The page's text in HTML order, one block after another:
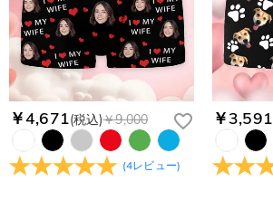
￥4,671(税込)￥9,000
(4レビュー)
￥3,591